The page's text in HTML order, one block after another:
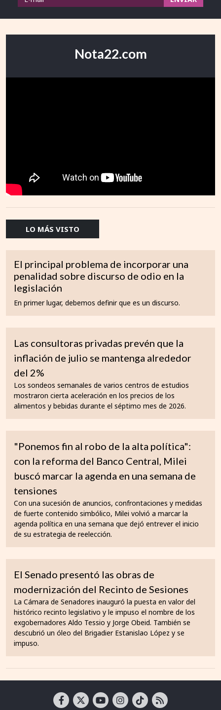
Nota22.com
LO MÁS VISTO
El principal problema de incorporar una
penalidad sobre discurso de odio en la
legislación
En primer lugar, debemos definir que es un discurso.
Las consultoras privadas prevén que la
inflación de julio se mantenga alrededor
del 2%
Los sondeos semanales de varios centros de estudios
mostraron cierta aceleración en los precios de los
alimentos y bebidas durante el séptimo mes de 2026.
"Ponemos fin al robo de la alta política":
con la reforma del Banco Central, Milei
buscó marcar la agenda en una semana de
tensiones
Con una sucesión de anuncios, confrontaciones y medidas
de fuerte contenido simbólico, Milei volvió a marcar la
agenda política en una semana que dejó entrever el inicio
de su estrategia de reelección.
El Senado presentó las obras de
modernización del Recinto de Sesiones
La Cámara de Senadores inauguró la puesta en valor del
histórico recinto legislativo y le impuso el nombre de los
exgobernadores Aldo Tessio y Jorge Obeid. También se
descubrió un óleo del Brigadier Estanislao López y se
impuso.